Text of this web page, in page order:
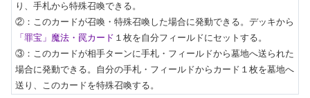
り、手札から特殊召喚できる。
②：このカードが召喚・特殊召喚した場合に発動できる。デッキから
「罪宝」魔法・罠カード １枚を自分フィールドにセットする。
③：このカードが相手ターンに手札・フィールドから墓地へ送られた
場合に発動できる。自分の手札・フィールドからカード１枚を墓地へ
送り、このカードを特殊召喚する。